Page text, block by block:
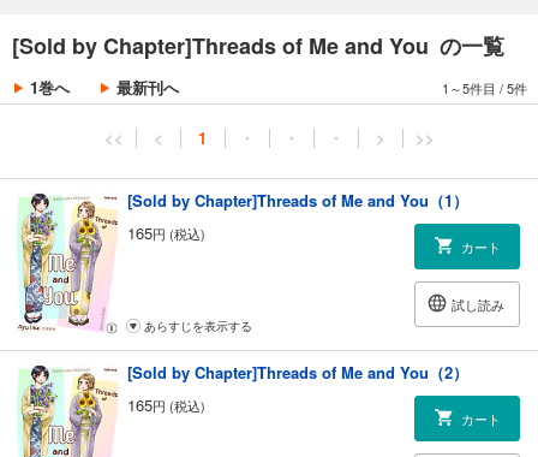
[Sold by Chapter]Threads of Me and You の一覧
1巻へ 最新刊へ 1～5件目 /5件
<< < 1 ・ ・ ・ > >>
[Sold by Chapter]Threads of Me and You（1）
165円 (税込)
カート
試し読み
あらすじを表示する
[Sold by Chapter]Threads of Me and You（2）
165円 (税込)
カート